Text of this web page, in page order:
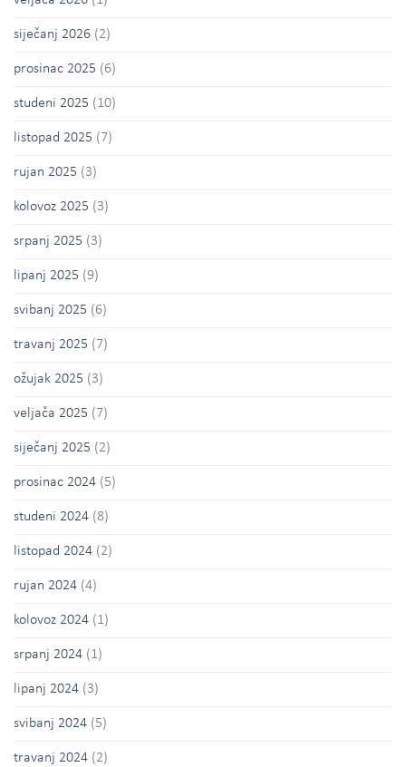
siječanj 2026 (2)
prosinac 2025 (6)
studeni 2025 (10)
listopad 2025 (7)
rujan 2025 (3)
kolovoz 2025 (3)
srpanj 2025 (3)
lipanj 2025 (9)
svibanj 2025 (6)
travanj 2025 (7)
ožujak 2025 (3)
veljača 2025 (7)
siječanj 2025 (2)
prosinac 2024 (5)
studeni 2024 (8)
listopad 2024 (2)
rujan 2024 (4)
kolovoz 2024 (1)
srpanj 2024 (1)
lipanj 2024 (3)
svibanj 2024 (5)
travanj 2024 (2)